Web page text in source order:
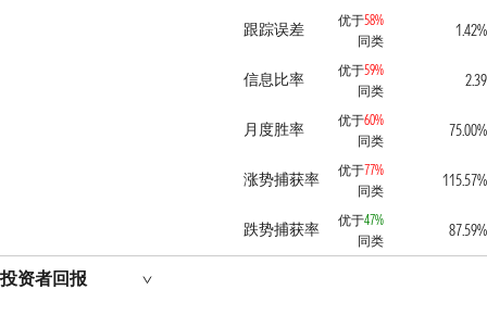
跟踪误差 优于58%
同类
1.42%
信息比率 优于59%
同类
2.39
月度胜率 优于60%
同类
75.00%
涨势捕获率 优于77%
同类
115.57%
跌势捕获率 优于47%
同类
87.59%
投资者回报